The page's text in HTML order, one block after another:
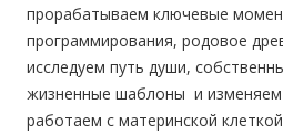
прорабатываем ключевые
программирования, родовое
исследуем путь души,
жизненные шаблоны и
работаем с материнской